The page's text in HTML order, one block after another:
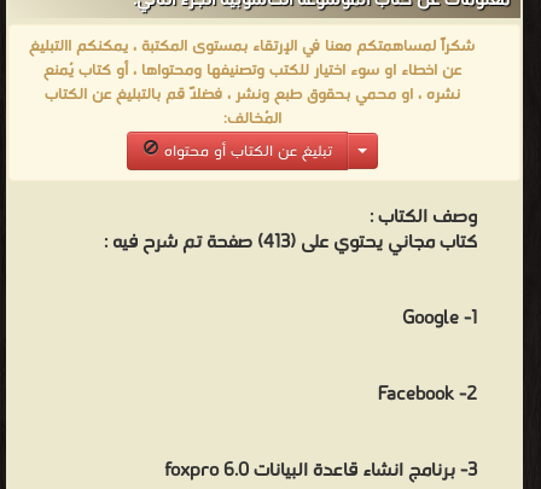
العامة.
شكراً لمساهمتكم معنا في الإرتقاء بمستوى المكتبة ، يمكنكم االتبليغ
عن اخطاء او سوء اختيار للكتب وتصنيفها ومحتواها ، أو كتاب يُمنع
نشره ، او محمي بحقوق طبع ونشر ، فضلاً قم بالتبليغ عن الكتاب
المُخالف:
تبليغ عن الكتاب أو محتواه
وصف الكتاب :
كتاب مجاني يحتوي على (413) صفحة تم شرح فيه :
1- Google
2- Facebook
3- برنامج انشاء قاعدة البيانات foxpro 6.0